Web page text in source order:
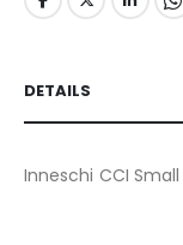
DETAILS
Inneschi CCI